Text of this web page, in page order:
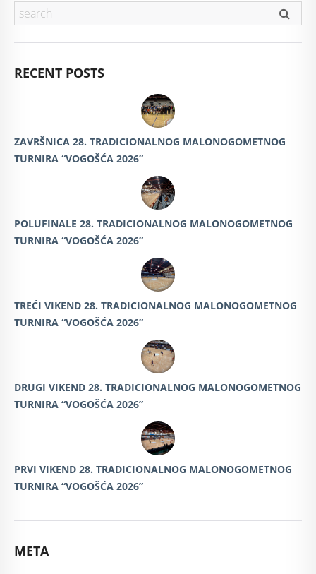
RECENT POSTS
ZAVRŠNICA 28. TRADICIONALNOG MALONOGOMETNOG
TURNIRA “VOGOŠĆA 2026”
POLUFINALE 28. TRADICIONALNOG MALONOGOMETNOG
TURNIRA “VOGOŠĆA 2026”
TREĆI VIKEND 28. TRADICIONALNOG MALONOGOMETNOG
TURNIRA “VOGOŠĆA 2026”
DRUGI VIKEND 28. TRADICIONALNOG MALONOGOMETNOG
TURNIRA “VOGOŠĆA 2026”
PRVI VIKEND 28. TRADICIONALNOG MALONOGOMETNOG
TURNIRA “VOGOŠĆA 2026”
META